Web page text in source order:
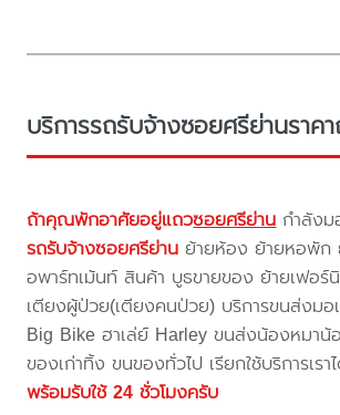
บริการรถรับจ้างซอยศรีย่านราค
ถ้าคุณพักอาศัยอยู่แถวซอยศรีย่าน กำลัง
รถรับจ้างซอยศรีย่าน ย้ายห้อง ย้ายหอพัก
อพาร์ทเม้นท์ สินค้า บูธขายของ ย้ายเฟอร์
เตียงผู้ป่วย(เตียงคนป่วย) บริการขนส่งมอ
Big Bike ฮาเล่ย์ Harley ขนส่งน้องหมาน้
ของเก่าทิ้ง ขนของทั่วไป เรียกใช้บริการเรา
พร้อมรับใช้ 24 ชั่วโมงครับ